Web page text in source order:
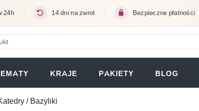
24h 14 dni na zwrot Bezpieczne płatności
SIĘ W NOWEJ KARCIE)
KRAJE PAKIETY BLOG
/ Bazyliki